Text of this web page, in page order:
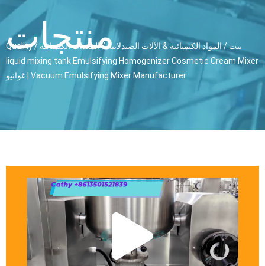
منتجات /المواد الكيميائية & الآلات الصيدلانية/المعدات الكيميائية/
Quality
liquid mixing tank Emulsifying Homogenizer Cosmetic Cream
Vacuum Emulsifying Mixer Manufacturer| غوانيو